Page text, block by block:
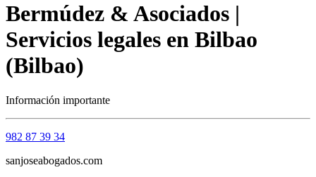
Bermúdez & Asociados |
Servicios legales en Bilbao
(Bilbao)
Información importante
982 87 39 34
sanjoseabogados.com